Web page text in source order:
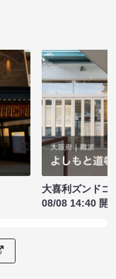
大喜利ズンドコ
08/08 14:40 開